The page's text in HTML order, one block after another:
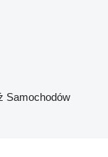
Samochodów